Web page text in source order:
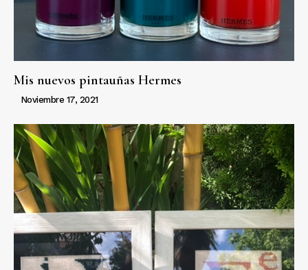
Mis nuevos pintauñas Hermes
Noviembre 17, 2021